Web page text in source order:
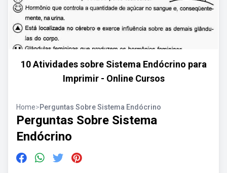
10 Atividades sobre Sistema Endócrino para
Imprimir - Online Cursos
Home>Perguntas Sobre Sistema Endócrino
Perguntas Sobre Sistema
Endócrino